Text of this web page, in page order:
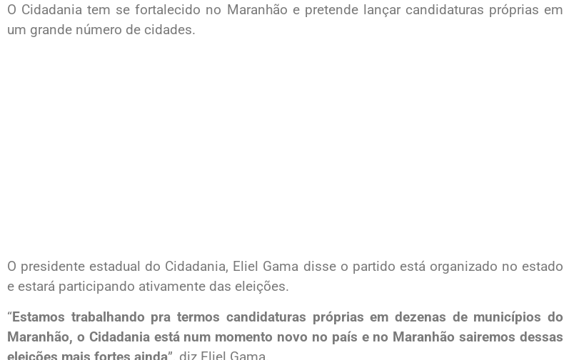
O Cidadania tem se fortalecido no Maranhão e pretende lançar candidaturas próprias em
um grande número de cidades.
O presidente estadual do Cidadania, Eliel Gama disse o partido está organizado no estado
e estará participando ativamente das eleições.
“Estamos trabalhando pra termos candidaturas próprias em dezenas de municípios do
Maranhão, o Cidadania está num momento novo no país e no Maranhão sairemos dessas
eleições mais fortes ainda”, diz Eliel Gama.